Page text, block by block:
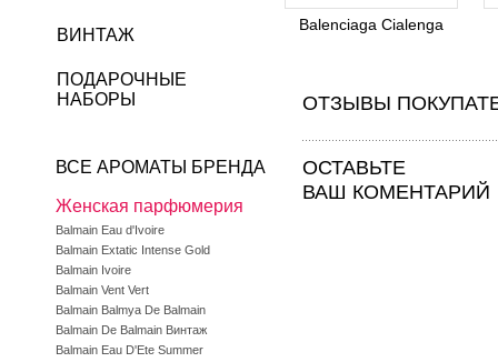
Balenciaga Cialenga
ОТЗЫВЫ
ОСТАВЬТЕ
ВАШ КОМЕНТАРИЙ
ВИНТАЖ
ПОДАРОЧНЫЕ
НАБОРЫ
ВСЕ АРОМАТЫ БРЕНДА
Женская парфюмерия
Balmain Eau d'Ivoire
Balmain Extatic Intense Gold
Balmain Ivoire
Balmain Vent Vert
Balmain Balmya De Balmain
Balmain De Balmain Винтаж
Balmain Eau D'Ete Summer